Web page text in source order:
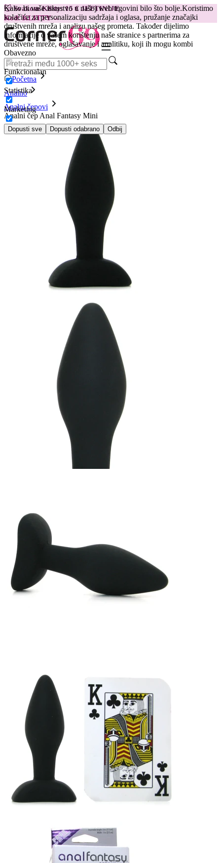
Kako bi vaše iskustvo u našoj web trgovini bilo što bolje.Koristimo
kolačiće za personalizaciju sadržaja i oglasa, pružanje značajki
društvenih mreža i analizu našeg prometa. Također dijelimo
informacije o vašem korištenju naše stranice s partnerima za
društvene mreže, oglašavanje i analitiku, koji ih mogu kombi
Obavezno
Funkcionalan
Statistika
Marketing
Dopusti sve Dopusti odabrano Odbij
😽Svakom Klitty: 15 € JEFTINIJE
Kod: KLITTY →
Početna
Analno
Analni čepovi
Analni čep Anal Fantasy Mini